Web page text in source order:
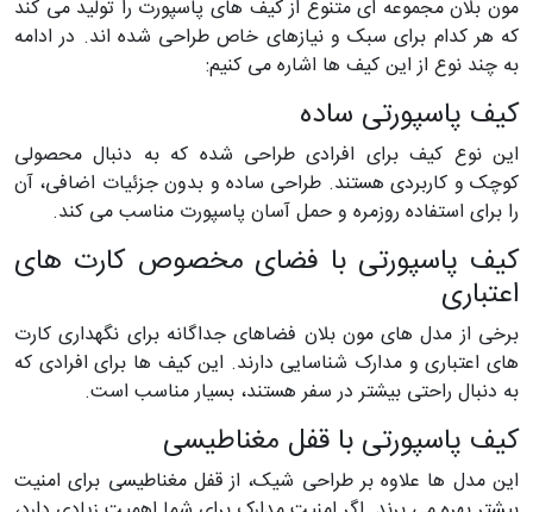
مون بلان مجموعه ای متنوع از کیف های پاسپورت را تولید می کند
که هر کدام برای سبک و نیازهای خاص طراحی شده اند. در ادامه
به چند نوع از این کیف ها اشاره می کنیم:
کیف پاسپورتی ساده
این نوع کیف برای افرادی طراحی شده که به دنبال محصولی
کوچک و کاربردی هستند. طراحی ساده و بدون جزئیات اضافی، آن
را برای استفاده روزمره و حمل آسان پاسپورت مناسب می کند.
کیف پاسپورتی با فضای مخصوص کارت های
اعتباری
برخی از مدل های مون بلان فضاهای جداگانه برای نگهداری کارت
های اعتباری و مدارک شناسایی دارند. این کیف ها برای افرادی که
به دنبال راحتی بیشتر در سفر هستند، بسیار مناسب است.
کیف پاسپورتی با قفل مغناطیسی
این مدل ها علاوه بر طراحی شیک، از قفل مغناطیسی برای امنیت